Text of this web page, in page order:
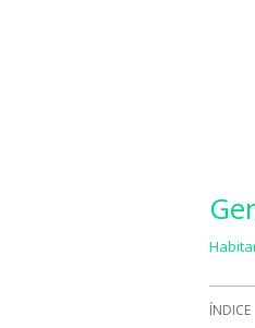
ÍNDICE